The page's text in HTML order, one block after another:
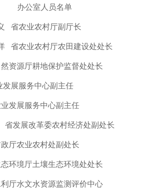
办公室人员名单
省农业农村厅副厅长
省农业农村厅农田建设处处长
资源厅耕地保护监督处处长
发展服务中心副主任
发展服务中心副主任
省发展改革委农村经济处副处长
厅农业农村处副处长
环境厅土壤生态环境处处长
厅水文水资源监测评价中心